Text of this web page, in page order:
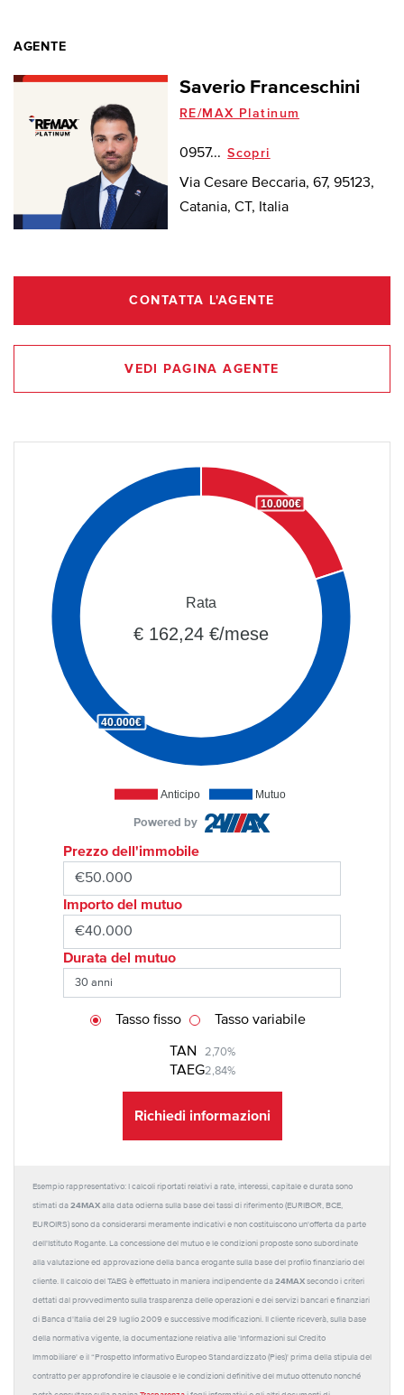
AGENTE
Saverio Franceschini
RE/MAX Platinum
0957... Scopri
Via Cesare Beccaria, 67, 95123,
Catania, CT, Italia
CONTATTA L'AGENTE
VEDI PAGINA AGENTE
Anticipo Mutuo
10.000€
40.000€
Rata
€ 162,24 €/mese
Powered by
Prezzo dell'immobile
Importo del mutuo
Durata del mutuo
TAN 2,70%
TAEG2,84%
Tasso fisso Tasso variabile
Richiedi informazioni
Esempio rappresentativo: I calcoli riportati relativi a rate, interessi, capitale e durata sono
stimati da 24MAX alla data odierna sulla base dei tassi di riferimento (EURIBOR, BCE,
EUROIRS) sono da considerarsi meramente indicativi e non costituiscono un'offerta da parte
dell'Istituto Rogante. La concessione del mutuo e le condizioni proposte sono subordinate
alla valutazione ed approvazione della banca erogante sulla base del profilo finanziario del
cliente. Il calcolo del TAEG è effettuato in maniera indipendente da 24MAX secondo i criteri
dettati dal provvedimento sulla trasparenza delle operazioni e dei servizi bancari e finanziari
di Banca d'Italia del 29 luglio 2009 e successive modificazioni. Il cliente riceverà, sulla base
della normativa vigente, la documentazione relativa alle 'Informazioni sul Credito
Immobiliare' e il “Prospetto Informativo Europeo Standardizzato (Pies)' prima della stipula del
contratto per approfondire le clausole e le condizioni definitive del mutuo ottenuto nonché